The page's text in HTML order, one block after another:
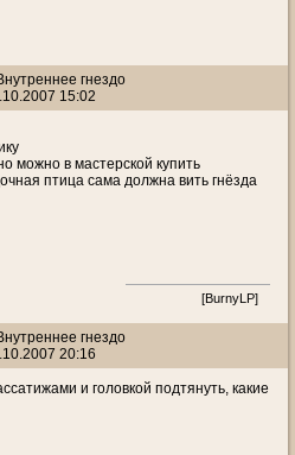
гнездо
15:02
можно в мастерской купить
птица сама должна вить гнёзда
[BurnyLP]
гнездо
20:16
и головкой подтянуть, какие